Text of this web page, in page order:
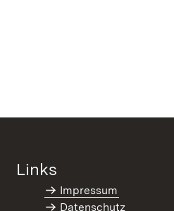
Links
Impressum
Datenschutz